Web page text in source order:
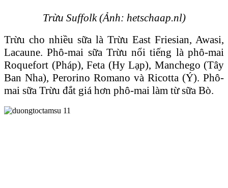
Trừu Suffolk (Ảnh: hetschaap.nl)
Trừu cho nhiều sữa là Trừu East Friesian, Awasi,
Lacaune. Phô-mai sữa Trừu nổi tiếng là phô-mai
Roquefort (Pháp), Feta (Hy Lạp), Manchego (Tây
Ban Nha), Perorino Romano và Ricotta (Ý). Phô-
mai sữa Trừu đắt giá hơn phô-mai làm từ sữa Bò.